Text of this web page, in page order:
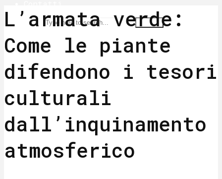
Search
L’armata verde:
Come le piante
difendono i tesori
culturali
dall’inquinamento
atmosferico